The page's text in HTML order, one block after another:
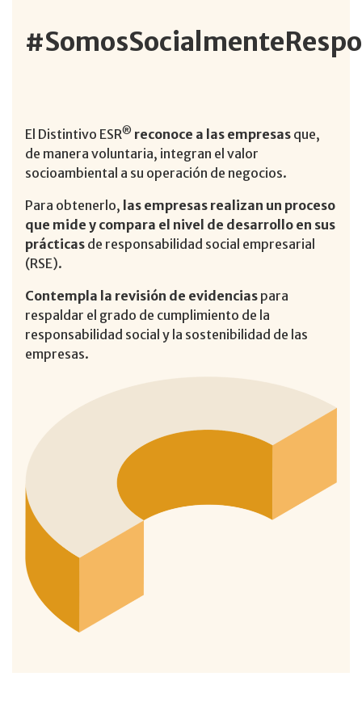
El Distintivo ESR® reconoce a las empresas que,
de manera voluntaria, integran el valor
socioambiental a su operación de negocios.
Para obtenerlo, las empresas realizan un proceso
que mide y compara el nivel de desarrollo en sus
prácticas de responsabilidad social empresarial
(RSE).
Contempla la revisión de evidencias para
respaldar el grado de cumplimiento de la
responsabilidad social y la sostenibilidad de las
empresas.